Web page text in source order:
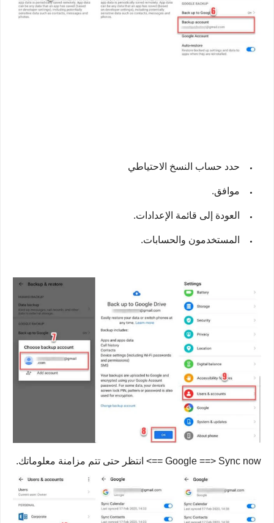
حدد حساب النسخ الاحتياطي
موافق.
العودة إلى قائمة الإعدادات.
المستخدمون والحسابات.
Google ==> Sync now ==> انتظر حتى تتم مزامنة معلوماتك.